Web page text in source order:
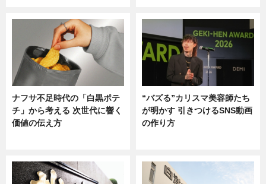
ナフサ不足時代の「白黒ポテ
チ」から考える 次世代に響く
価値の伝え方
“バズる”カリスマ美容師たち
が明かす 引きつけるSNS動画
の作り方